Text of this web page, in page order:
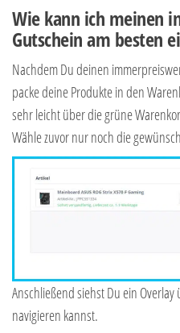
Wie kann ich meinen
Gutschein am besten
Nachdem Du deinen
packe deine Produkte in den
sehr leicht über die grüne
Wähle zuvor nur noch die
Anschließend siehst Du ein
navigieren kannst.